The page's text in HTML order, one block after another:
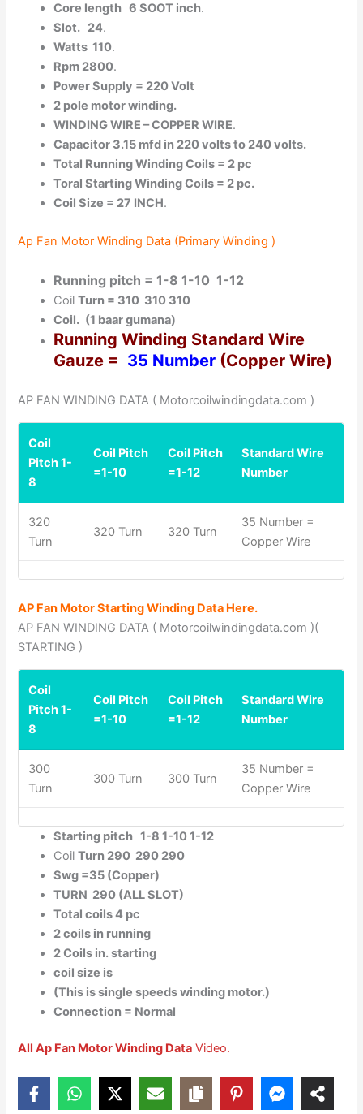
Core length 6 SOOT inch.
Slot. 24.
Watts 110.
Rpm 2800.
Power Supply = 220 Volt
2 pole motor winding.
WINDING WIRE – COPPER WIRE.
Capacitor 3.15 mfd in 220 volts to 240 volts.
Total Running Winding Coils = 2 pc
Toral Starting Winding Coils = 2 pc.
Coil Size = 27 INCH.
Ap Fan Motor Winding Data (Primary Winding )
Running pitch = 1-8 1-10 1-12
CoilTurn = 310 310 310
Coil. (1 baar gumana)
Running Winding Standard Wire
Gauze = 35 Number (Copper Wire)
AP FAN WINDING DATA ( Motorcoilwindingdata.com )
Coil
Pitch 1-
8
Coil Pitch
=1-10
Coil Pitch
=1-12
Standard Wire
Number
320
Turn
320 Turn 320 Turn
35 Number =
Copper Wire
AP Fan Motor Starting Winding Data Here.
AP FAN WINDING DATA ( Motorcoilwindingdata.com )(
STARTING )
Coil
Pitch 1-
8
Coil Pitch
=1-10
Coil Pitch
=1-12
Standard Wire
Number
300
Turn
300 Turn 300 Turn
35 Number =
Copper Wire
Starting pitch 1-8 1-10 1-12
CoilTurn 290 290 290
Swg =35 (Copper)
TURN 290 (ALL SLOT)
Total coils 4 pc
2 coils in running
2 Coils in. starting
coil size is
(This is single speeds winding motor.)
Connection = Normal
All Ap Fan Motor Winding Data Video.